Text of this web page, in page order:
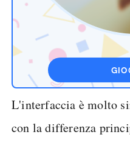
L'interfaccia è molto
con la differenza